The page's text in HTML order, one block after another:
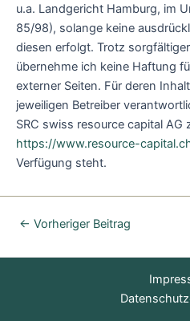
u.a. Landgericht Hamburg, im
85/98), solange keine
diesen erfolgt. Trotz
übernehme ich keine Haftung
externer Seiten. Für deren
jeweiligen Betreiber
SRC swiss resource capital AG
https://www.resource-
Verfügung steht.
← Vorheriger Beitrag